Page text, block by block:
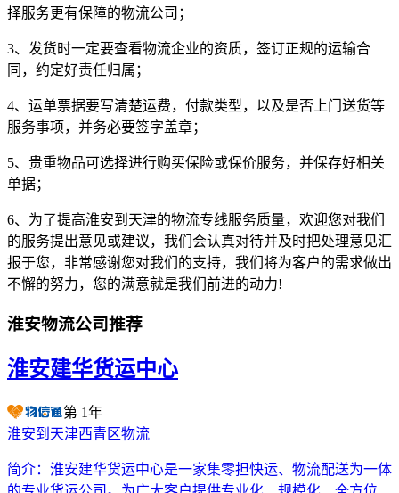
择服务更有保障的物流公司；
3、发货时一定要查看物流企业的资质，签订正规的运输合
同，约定好责任归属；
4、运单票据要写清楚运费，付款类型，以及是否上门送货等
服务事项，并务必要签字盖章；
5、贵重物品可选择进行购买保险或保价服务，并保存好相关
单据；
6、为了提高淮安到天津的物流专线服务质量，欢迎您对我们
的服务提出意见或建议，我们会认真对待并及时把处理意见汇
报于您，非常感谢您对我们的支持，我们将为客户的需求做出
不懈的努力，您的满意就是我们前进的动力!
淮安物流公司推荐
淮安建华货运中心
第 1年
淮安到天津西青区物流
简介： 淮安建华货运中心是一家集零担快运、物流配送为一体